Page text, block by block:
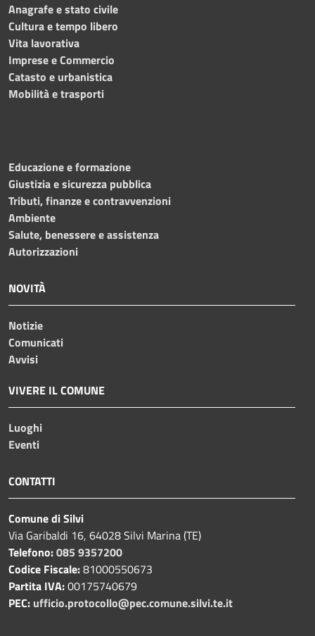
Anagrafe e stato civile
Cultura e tempo libero
Vita lavorativa
Imprese e Commercio
Catasto e urbanistica
Mobilità e trasporti
Educazione e formazione
Giustizia e sicurezza pubblica
Tributi, finanze e contravvenzioni
Ambiente
Salute, benessere e assistenza
Autorizzazioni
NOVITÀ
Notizie
Comunicati
Avvisi
VIVERE IL COMUNE
Luoghi
Eventi
CONTATTI
Comune di Silvi
Via Garibaldi 16, 64028 Silvi Marina (TE)
Telefono:085 9357200
Codice Fiscale:81000550673
Partita IVA:00175740679
PEC: ufficio.protocollo@pec.comune.silvi.te.it